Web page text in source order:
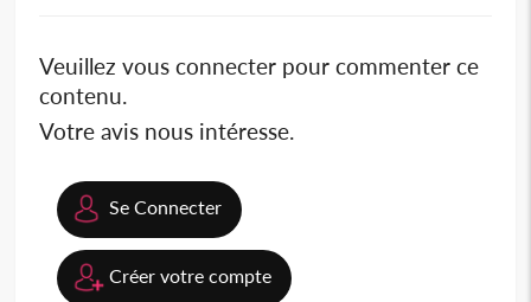
Veuillez vous connecter pour commenter ce
contenu.
Votre avis nous intéresse.
Se Connecter
Créer votre compte